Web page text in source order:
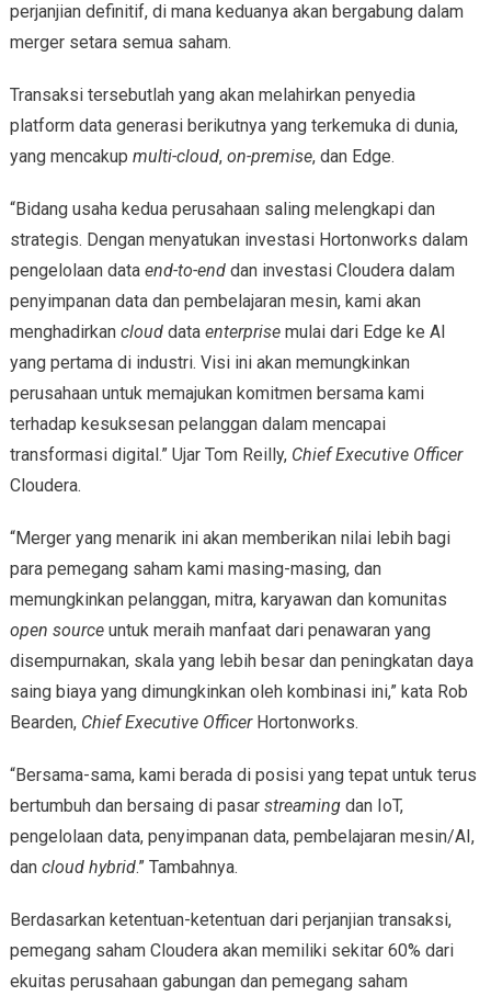
perjanjian definitif, di mana keduanya akan bergabung dalam
merger setara semua saham.
Transaksi tersebutlah yang akan melahirkan penyedia
platform data generasi berikutnya yang terkemuka di dunia,
yang mencakup multi-cloud, on-premise, dan Edge.
“Bidang usaha kedua perusahaan saling melengkapi dan
strategis. Dengan menyatukan investasi Hortonworks dalam
pengelolaan data end-to-enddan investasi Cloudera dalam
penyimpanan data dan pembelajaran mesin, kami akan
menghadirkan clouddata enterprisemulai dari Edge ke AI
yang pertama di industri. Visi ini akan memungkinkan
perusahaan untuk memajukan komitmen bersama kami
terhadap kesuksesan pelanggan dalam mencapai
transformasi digital.” Ujar Tom Reilly, Chief Executive Officer
Cloudera.
“Merger yang menarik ini akan memberikan nilai lebih bagi
para pemegang saham kami masing-masing, dan
memungkinkan pelanggan, mitra, karyawan dan komunitas
open sourceuntuk meraih manfaat dari penawaran yang
disempurnakan, skala yang lebih besar dan peningkatan daya
saing biaya yang dimungkinkan oleh kombinasi ini,” kata Rob
Bearden, Chief Executive OfficerHortonworks.
“Bersama-sama, kami berada di posisi yang tepat untuk terus
bertumbuh dan bersaing di pasar streamingdan IoT,
pengelolaan data, penyimpanan data, pembelajaran mesin/AI,
dan cloud hybrid.” Tambahnya.
Berdasarkan ketentuan-ketentuan dari perjanjian transaksi,
pemegang saham Cloudera akan memiliki sekitar 60% dari
ekuitas perusahaan gabungan dan pemegang saham